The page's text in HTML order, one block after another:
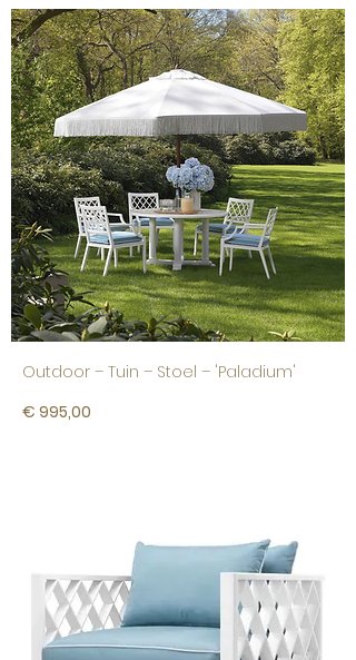
Outdoor – Tuin – Stoel – 'Paladium'
Prijs
€ 995,00